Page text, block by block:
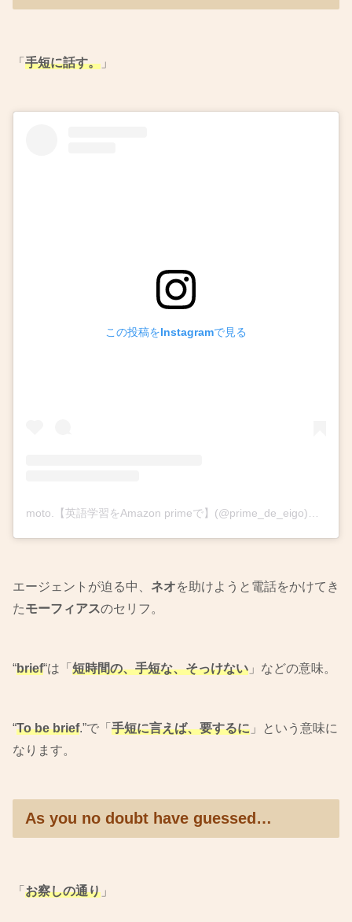
「 手短に話す。 」
この投稿をInstagramで見る
エージェントが迫る中、 ネオを助けようと電話をかけてき
たモーフィアスのセリフ。
“brief“は「 短時間の、手短な、そっけない 」などの意味。
“To be brief.”で「 手短に言えば、要するに 」という意味に
なります。
As you no doubt have guessed…
「 お察しの通り 」